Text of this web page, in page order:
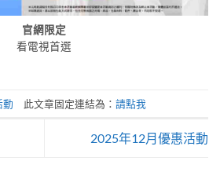
官網限定
看電視首選
動 此文章固定連結為： 請點我
2025年12月優惠活動